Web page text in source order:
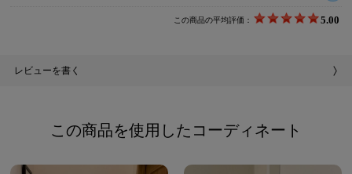
この商品の平均評価： 5.00
レビューを書く
この商品を使用したコーディネート